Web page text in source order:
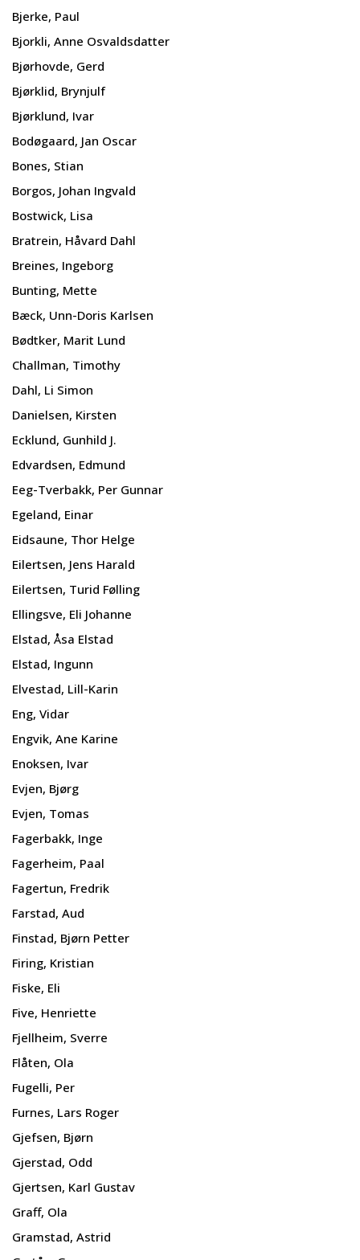
Bjerke, Paul
Bjorkli, Anne Osvaldsdatter
Bjørhovde, Gerd
Bjørklid, Brynjulf
Bjørklund, Ivar
Bodøgaard, Jan Oscar
Bones, Stian
Borgos, Johan Ingvald
Bostwick, Lisa
Bratrein, Håvard Dahl
Breines, Ingeborg
Bunting, Mette
Bæck, Unn-Doris Karlsen
Bødtker, Marit Lund
Challman, Timothy
Dahl, Li Simon
Danielsen, Kirsten
Ecklund, Gunhild J.
Edvardsen, Edmund
Eeg-Tverbakk, Per Gunnar
Egeland, Einar
Eidsaune, Thor Helge
Eilertsen, Jens Harald
Eilertsen, Turid Følling
Ellingsve, Eli Johanne
Elstad, Åsa Elstad
Elstad, Ingunn
Elvestad, Lill-Karin
Eng, Vidar
Engvik, Ane Karine
Enoksen, Ivar
Evjen, Bjørg
Evjen, Tomas
Fagerbakk, Inge
Fagerheim, Paal
Fagertun, Fredrik
Farstad, Aud
Finstad, Bjørn Petter
Firing, Kristian
Fiske, Eli
Five, Henriette
Fjellheim, Sverre
Flåten, Ola
Fugelli, Per
Furnes, Lars Roger
Gjefsen, Bjørn
Gjerstad, Odd
Gjertsen, Karl Gustav
Graff, Ola
Gramstad, Astrid